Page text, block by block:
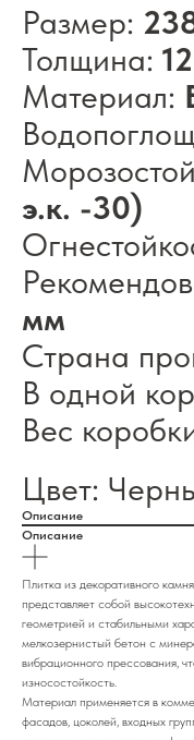
Размер:
Толщина:
Материал:
э.к. -30)
мм
Страна
В одной
Вес
Цвет:
Описание
Описание
Плитка из декоративного
представляет собой
геометрией и стабильными
мелкозернистый бетон с
вибрационного прессования,
износостойкость.
Материал применяется в
фасадов, цоколей, входных